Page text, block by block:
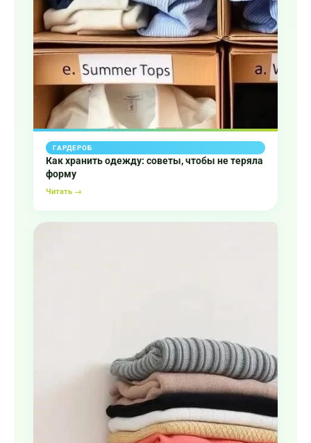
ГАРДЕРОБ
Как хранить одежду: советы, чтобы не теряла
форму
Читать →